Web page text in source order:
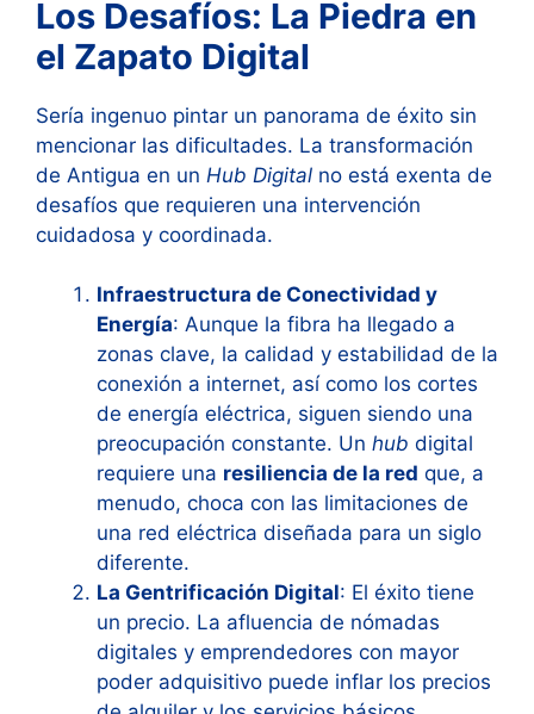
Los Desafíos: La Piedra en
el Zapato Digital
Sería ingenuo pintar un panorama de éxito sin
mencionar las dificultades. La transformación
de Antigua en un Hub Digital no está exenta de
desafíos que requieren una intervención
cuidadosa y coordinada.
Infraestructura de Conectividad y
Energía: Aunque la fibra ha llegado a
zonas clave, la calidad y estabilidad de la
conexión a internet, así como los cortes
de energía eléctrica, siguen siendo una
preocupación constante. Un hub digital
requiere una resiliencia de la red que, a
menudo, choca con las limitaciones de
una red eléctrica diseñada para un siglo
diferente.
La Gentrificación Digital: El éxito tiene
un precio. La afluencia de nómadas
digitales y emprendedores con mayor
poder adquisitivo puede inflar los precios